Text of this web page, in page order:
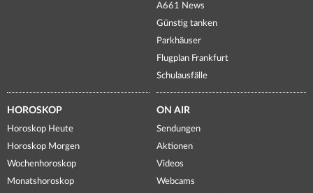
A661 News
Günstig tanken
Parkhäuser
Flugplan Frankfurt
Schulausfälle
HOROSKOP
Horoskop Heute
Horoskop Morgen
Wochenhoroskop
Monatshoroskop
ON AIR
Sendungen
Aktionen
Videos
Webcams